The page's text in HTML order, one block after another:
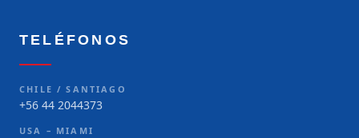
TELÉFONOS
CHILE / SANTIAGO
+56 44 2044373
USA – MIAMI